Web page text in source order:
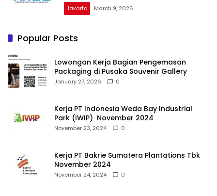
Jakarta March 9, 2026
Popular Posts
Lowongan Kerja Bagian Pengemasan
Packaging di Pusaka Souvenir Gallery
January 27, 2026 0
Kerja PT Indonesia Weda Bay Industrial
Park (IWIP) November 2024
November 23, 2024 0
Kerja PT Bakrie Sumatera Plantations Tbk
November 2024
November 24, 2024 0